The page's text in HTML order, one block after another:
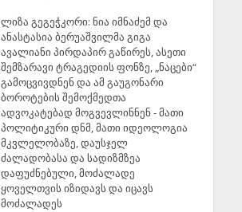
ლიზა გეგეჭკორი: ნია იმნაძემ და
ანასტასია ბერუაშვილმა გიგა
ავალიანი პირდაპირ გაწირეს, ასეთი
შემზარავი ტრაგედიის ფონზე, „ნაცები“
გამოცვივდნენ და ამ გაუგონარი
ბოროტების შემოქმედთა
ადვოკატებად მოგვევლინნენ - მათი
პოლიტიკური დნმ, მათი იდეოლოგია
მკვლელობაზე, დაუსჯელ
ძალადობასა და სადიზმზეა
დაფუძნებული, მოძალადე
ყოველთვის იზიდავს და იცავს
მოძალადეს